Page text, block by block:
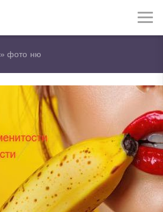
» фото ню